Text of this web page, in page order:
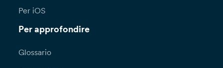
puoi presentare formale reclamo all’Ufficio
Tommaseo, 7 ­ 35131 Padova –
termine per la risposta a seguito di una tua
Per iOS
Per approfondire
Glossario